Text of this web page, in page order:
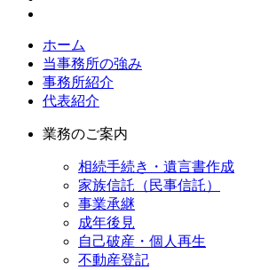
ホーム
当事務所の強み
事務所紹介
代表紹介
業務のご案内
相続手続き・遺言書作成
家族信託（民事信託）
事業承継
成年後見
自己破産・個人再生
不動産登記